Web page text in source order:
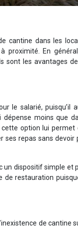
cantine dans les
proximité. En
sont les avantages
le salarié, puisqu’il
dépense moins que
option lui permet
ses repas sans devoir
un dispositif simple et
de restauration
de cantine